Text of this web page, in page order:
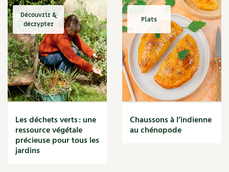
Mare
Marie Chioca
Marmite
Massage
Matériaux
Maux
Méditerranéen
Menace
Mésange
Microflore
Migraine
Mode de culture
Montagne
Découvrir &
décrypter
Les déchets verts : une
ressource végétale
précieuse pour tous les
jardins
Plats
Chaussons à l’indienne
au chénopode